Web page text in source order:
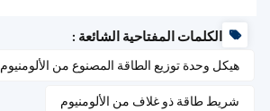
الكلمات المفتاحية الشائعة :
هيكل وحدة توزيع الطاقة المصنوع من الألومنيوم
شريط طاقة ذو غلاف من الألومنيوم